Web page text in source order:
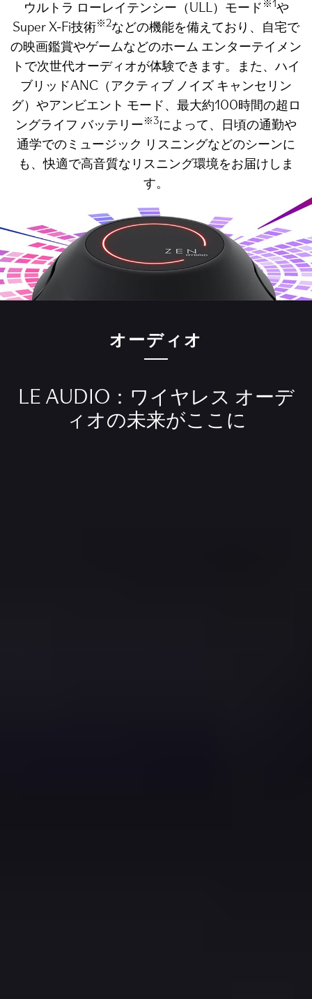
ウルトラ ローレイテンシー（ULL）モード ※1 や
Super X-Fi技術※2などの機能を備えており、自宅で
の映画鑑賞やゲームなどのホーム エンターテイメン
トで次世代オーディオが体験できます。また、ハイ
ブリッドANC（アクティブ ノイズ キャンセリン
グ）やアンビエント モード、最大約100時間の超ロ
ングライフ バッテリー ※3によって、日頃の通勤や
通学でのミュージック リスニングなどのシーンに
も、快適で高音質なリスニング環境をお届けしま
す。
オーディオ
LE AUDIO：ワイヤレス オーデ
ィオの未来がここに